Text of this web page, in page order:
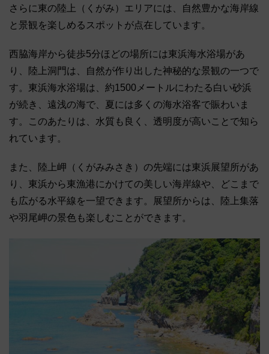
さらに東の陸上（くがみ）エリアには、自然豊かな海岸線
と景観を楽しめるスポットが点在しています。
西脇海岸から徒歩5分ほどの場所には東浜海水浴場があ
り、陸上洞門は、自然が作り出した神秘的な景観の一つで
す。東浜海水浴場は、約1500メートルにわたる白い砂浜
が続き、遠浅の海で、夏には多くの海水浴客で賑わいま
す。このあたりは、水質も良く、透明度が高いことで知ら
れています。
また、陸上岬（くがみみさき）の先端には東浜展望所があ
り、東浜から東漁港にかけての美しい海岸線や、どこまで
も広がる水平線を一望できます。展望所からは、陸上集落
や羽尾岬の景色も楽しむことができます。